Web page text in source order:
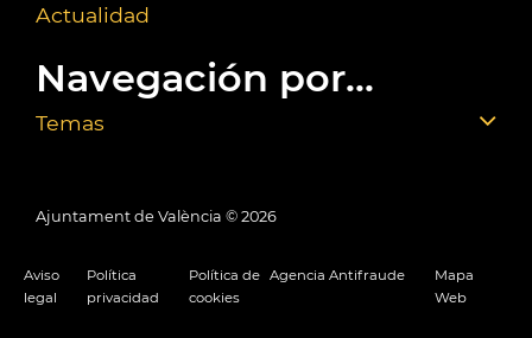
Actualidad
Navegación por...
Temas
Ajuntament de València © 2026
Aviso
legal
Política
privacidad
Política de
cookies
Agencia Antifraude
Mapa
Web